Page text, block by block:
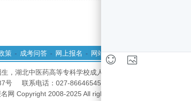
策 - 成考问答 - 网上报名 - 网站地图-返回顶部
湖北中医药高等专科学校成人高考报名，湖北中医药高等专
号 联系电话：027-86646545
网 Copyright 2008-2025 All rights reserved